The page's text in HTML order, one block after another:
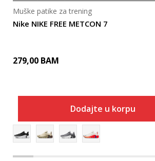
Nike NIKE FREE METCON 7
Muške patike za trening
279,00 BAM
Dodajte u korpu